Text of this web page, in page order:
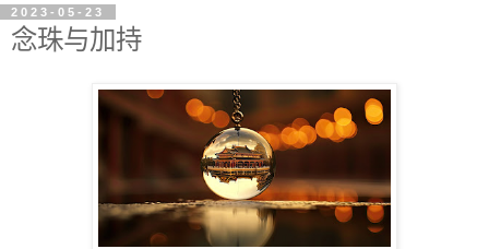
2023-05-23
念珠与加持